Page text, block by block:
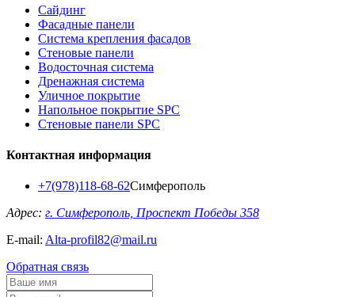
Сайдинг
Фасадные панели
Система крепления фасадов
Стеновые панели
Водосточная система
Дренажная система
Уличное покрытие
Напольное покрытие SPC
Стеновые панели SPC
Контактная информация
+7(978)118-68-62Симферополь
Адрес: г. Симферополь, Проспект Победы 358
E-mail: Alta-profil82@mail.ru
Обратная связь